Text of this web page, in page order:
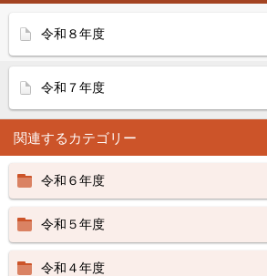
令和８年度
令和７年度
関連するカテゴリー
令和６年度
令和５年度
令和４年度